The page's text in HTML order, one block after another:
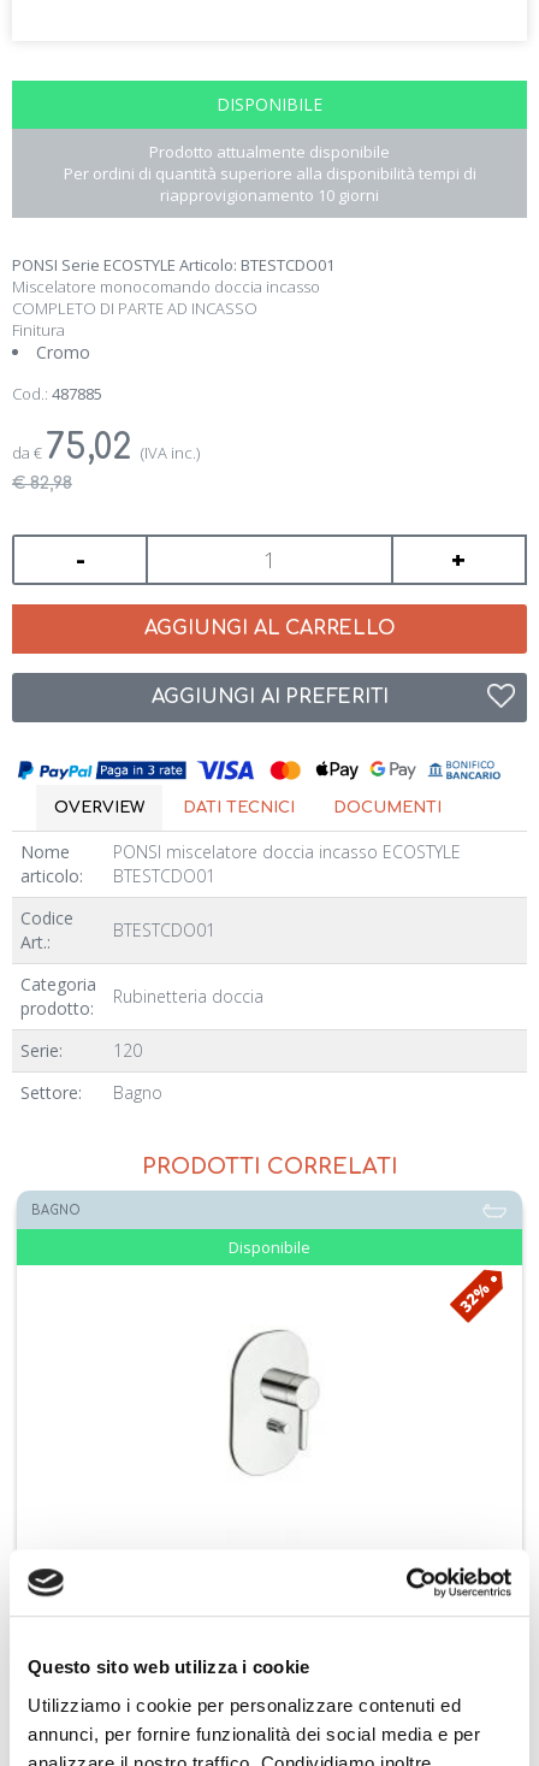
Questo sito web utilizza i cookie
Utilizziamo i cookie per personalizzare contenuti ed
annunci, per fornire funzionalità dei social media e per
DISPONIBILE
Prodotto attualmente disponibile
Per ordini di quantità superiore alla disponibilità tempi di
riapprovigionamento 10 giorni
PONSI Serie ECOSTYLE Articolo: BTESTCDO01
Miscelatore monocomando doccia incasso
COMPLETO DI PARTE AD INCASSO
Finitura
Cromo
Cod.: 487885
da € 75,02 (IVA inc.)
€ 82,98
- +
AGGIUNGI AL CARRELLO
AGGIUNGI AI PREFERITI
OVERVIEW DATI TECNICI DOCUMENTI
Nome
articolo:
PONSI miscelatore doccia incasso ECOSTYLE
BTESTCDO01
Codice
Art.:
BTESTCDO01
Categoria
prodotto:
Rubinetteria doccia
Serie:
120
Settore:
Bagno
PRODOTTI CORRELATI
€ 343,80